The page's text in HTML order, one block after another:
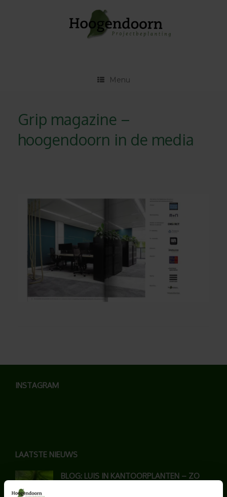
Menu
Grip magazine –
hoogendoorn in de media
INSTAGRAM
LAATSTE NIEUWS
BLOG: LUIS IN KANTOORPLANTEN – ZO